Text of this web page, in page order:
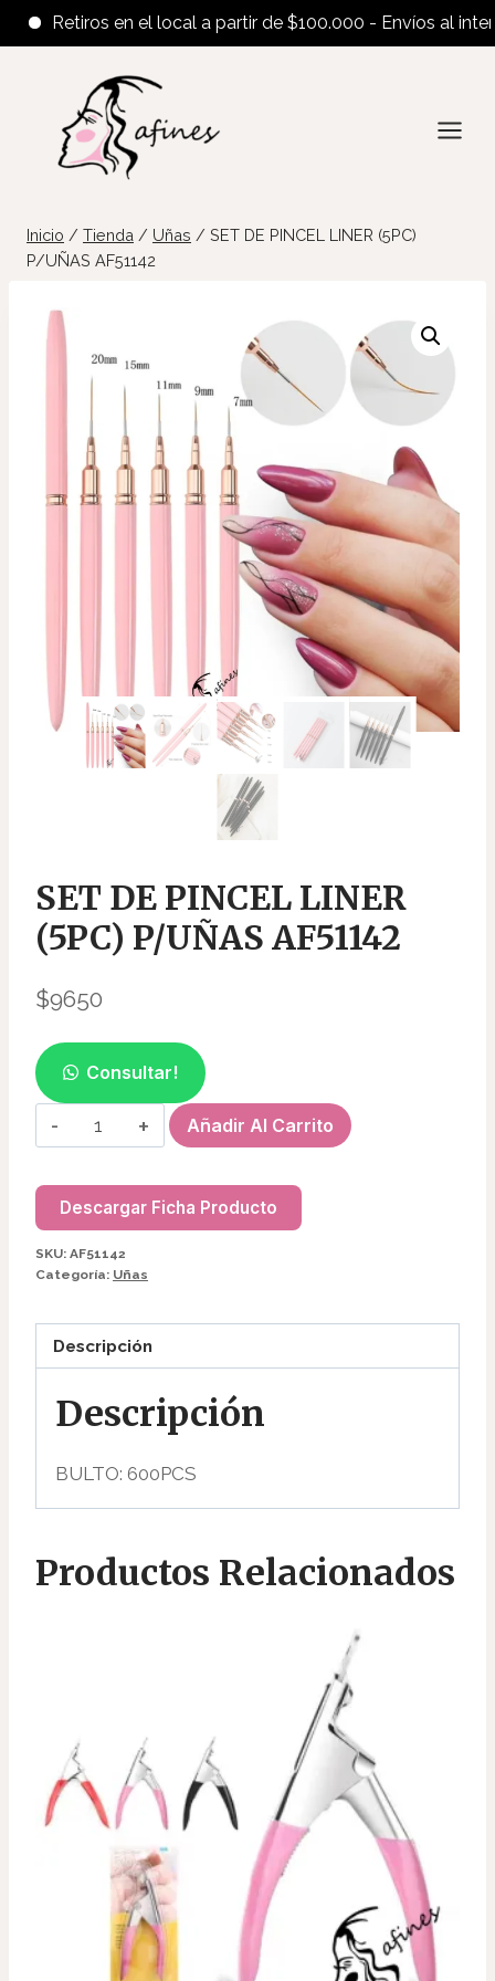
Retiros en el local a partir de $100.000 - Envíos al interior
contenido
Inicio / Tienda / Uñas / SET DE PINCEL LINER (5PC)
P/UÑAS AF51142
SET DE PINCEL LINER
(5PC) P/UÑAS AF51142
$9650
Consultar!
SET
DE
LINER
(5PC)
P/UÑAS
cantidad
Añadir Al Carrito
Descargar Ficha Producto
SKU: AF51142
Categoría: Uñas
Descripción
Descripción
BULTO: 600PCS
Productos Relacionados